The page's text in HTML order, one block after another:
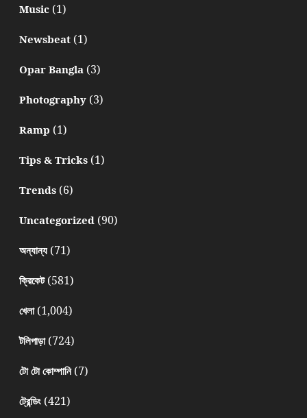
Music(1)
Newsbeat(1)
Opar Bangla(3)
Photography(3)
Ramp (1)
Tips & Tricks(1)
Trends(6)
Uncategorized(90)
অন্যান্য(71)
ক্রিকেট(581)
খেলা(1,004)
টলিপাড়া(724)
টো টো কোম্পানি(7)
ট্রেন্ডিং(421)